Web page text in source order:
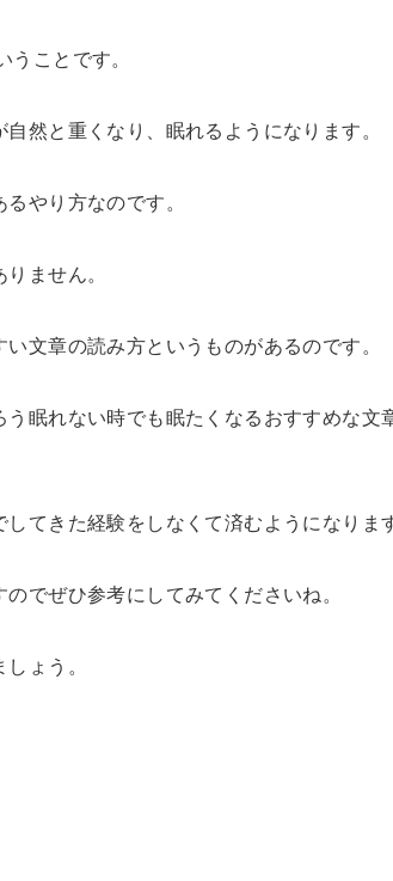
うことです。
然と重くなり、眠れるようになります。
やり方なのです。
ません。
文章の読み方というものがあるのです。
眠れない時でも眠たくなるおすすめな文
てきた経験をしなくて済むようになりま
でぜひ参考にしてみてくださいね。
ょう。